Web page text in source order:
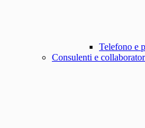
Telefono e
Consulenti e